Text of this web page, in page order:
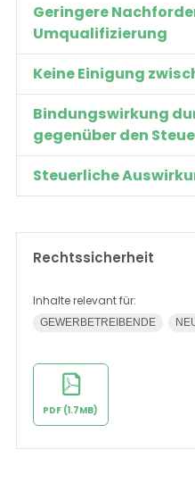
Geringere
Umqualifizierung
Keine Einigung
Bindungswirkung
gegenüber den
Steuerliche
Rechtssicherheit
Inhalte relevant für:
GEWERBETREIBENDE
PDF (1.7MB)